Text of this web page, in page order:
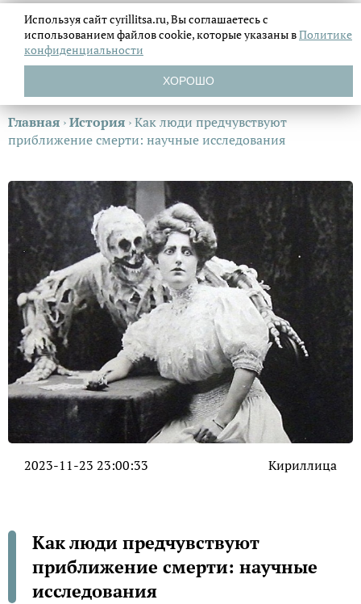
Главная ›История ›Как люди предчувствуют
приближение смерти: научные исследования
2023-11-23 23:00:33 Кириллица
Как люди предчувствуют
приближение смерти: научные
исследования
Используя сайт cyrillitsa.ru, Вы соглашаетесь с
использованием файловcookie, которые указаны вПолитике
конфиденциальности
ХОРОШО